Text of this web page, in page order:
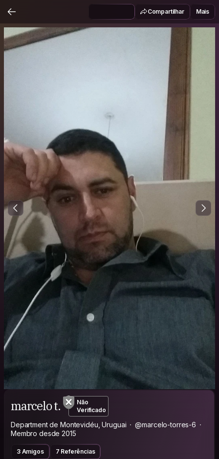
Compartilhar Mais
marcelo t.
Não
Verificado
Department de Montevidéu, Uruguai
@marcelo-torres-6
Membro desde 2015
3 Amigos 7 Referências